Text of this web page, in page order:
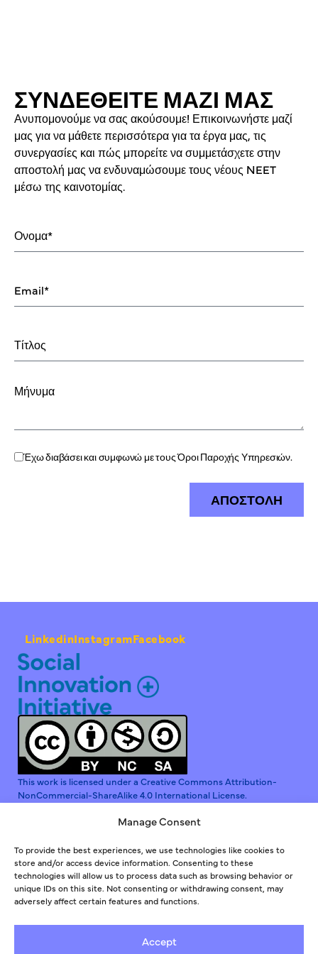
Manage Consent
To provide the best experiences, we use technologies like cookies to
store and/or access device information. Consenting to these
technologies will allow us to process data such as browsing behavior or
unique IDs on this site. Not consenting or withdrawing consent, may
adversely affect certain features and functions.
Accept
ΣΥΝΔΕΘΕΙΤΕ ΜΑΖΙ ΜΑΣ
Ανυπομονούμε να σας ακούσουμε! Επικοινωνήστε μαζί
μας για να μάθετε περισσότερα για τα έργα μας, τις
συνεργασίες και πώς μπορείτε να συμμετάσχετε στην
αποστολή μας να ενδυναμώσουμε τους νέους NEET
μέσω της καινοτομίας.
Έχω διαβάσει και συμφωνώ με τουςΌροι Παροχής Υπηρεσιών.
ΑΠΟΣΤΟΛΗ
LinkedinInstagramFacebook
This work is licensed under a Creative Commons Attribution-
NonCommercial-ShareAlike 4.0 International License.
Συγρηματοδοτείται από την Ευρωπαϊκή Ένωση. Οι απόψεις
και γνώμες που εκφράζονται είναι αποκλειστικά των
συγγραφέων και δεν αντικατοπτρίζουν απαραίτητα εκείνες
της Ευρωπαϊκής Ένωσης ή της Διαχειριστικής Αρχής του
Ευρωπαϊκού Κοινωνικού Ταμείου. Ούτε η Ευρωπαϊκή
Ένωση ούτε η Χορηγούσα Αρχή φέρουν ευθύνη για αυτές.